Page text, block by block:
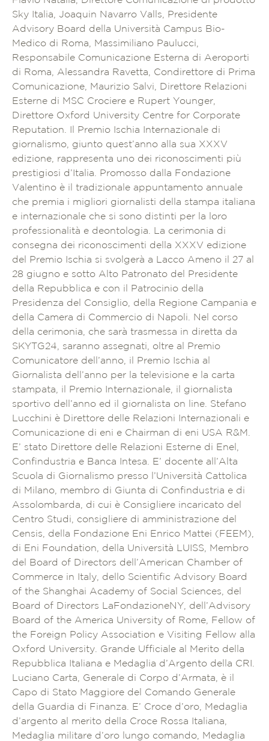
Sky Italia, Joaquin Navarro Valls, Presidente
Advisory Board della Università Campus Bio-
Medico di Roma, Massimiliano Paulucci,
Responsabile Comunicazione Esterna di Aeroporti
di Roma, Alessandra Ravetta, Condirettore di Prima
Comunicazione, Maurizio Salvi, Direttore Relazioni
Esterne di MSC Crociere e Rupert Younger,
Direttore Oxford University Centre for Corporate
Reputation. Il Premio Ischia Internazionale di
giornalismo, giunto quest’anno alla sua XXXV
edizione, rappresenta uno dei riconoscimenti più
prestigiosi d’Italia. Promosso dalla Fondazione
Valentino è il tradizionale appuntamento annuale
che premia i migliori giornalisti della stampa italiana
e internazionale che si sono distinti per la loro
professionalità e deontologia. La cerimonia di
consegna dei riconoscimenti della XXXV edizione
del Premio Ischia si svolgerà a Lacco Ameno il 27 al
28 giugno e sotto Alto Patronato del Presidente
della Repubblica e con il Patrocinio della
Presidenza del Consiglio, della Regione Campania e
della Camera di Commercio di Napoli. Nel corso
della cerimonia, che sarà trasmessa in diretta da
SKYTG24, saranno assegnati, oltre al Premio
Comunicatore dell’anno, il Premio Ischia al
Giornalista dell’anno per la televisione e la carta
stampata, il Premio Internazionale, il giornalista
sportivo dell’anno ed il giornalista on line. Stefano
Lucchini è Direttore delle Relazioni Internazionali e
Comunicazione di eni e Chairman di eni USA R&M.
E’ stato Direttore delle Relazioni Esterne di Enel,
Confindustria e Banca Intesa. E’ docente all’Alta
Scuola di Giornalismo presso l’Università Cattolica
di Milano, membro di Giunta di Confindustria e di
Assolombarda, di cui è Consigliere incaricato del
Centro Studi, consigliere di amministrazione del
Censis, della Fondazione Eni Enrico Mattei (FEEM),
di Eni Foundation, della Università LUISS, Membro
del Board of Directors dell’American Chamber of
Commerce in Italy, dello Scientific Advisory Board
of the Shanghai Academy of Social Sciences, del
Board of Directors LaFondazioneNY, dell’Advisory
Board of the America University of Rome, Fellow of
the Foreign Policy Association e Visiting Fellow alla
Oxford University. Grande Ufficiale al Merito della
Repubblica Italiana e Medaglia d’Argento della CRI.
Luciano Carta, Generale di Corpo d’Armata, è il
Capo di Stato Maggiore del Comando Generale
della Guardia di Finanza. E’ Croce d’oro, Medaglia
d’argento al merito della Croce Rossa Italiana,
Medaglia militare d’oro lungo comando, Medaglia